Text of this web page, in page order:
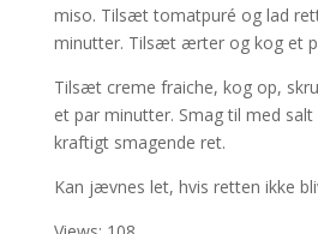
miso. Tilsæt tomatpuré og lad
minutter. Tilsæt ærter og kog et
Tilsæt creme fraiche, kog op,
et par minutter. Smag til med
kraftigt smagende ret.
Kan jævnes let, hvis retten ikke